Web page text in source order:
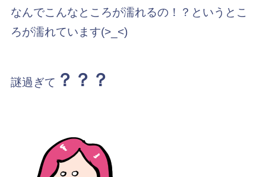
なんでこんなところが濡れるの！？というとこ
ろが濡れています(>_<)
謎過ぎて ？？？